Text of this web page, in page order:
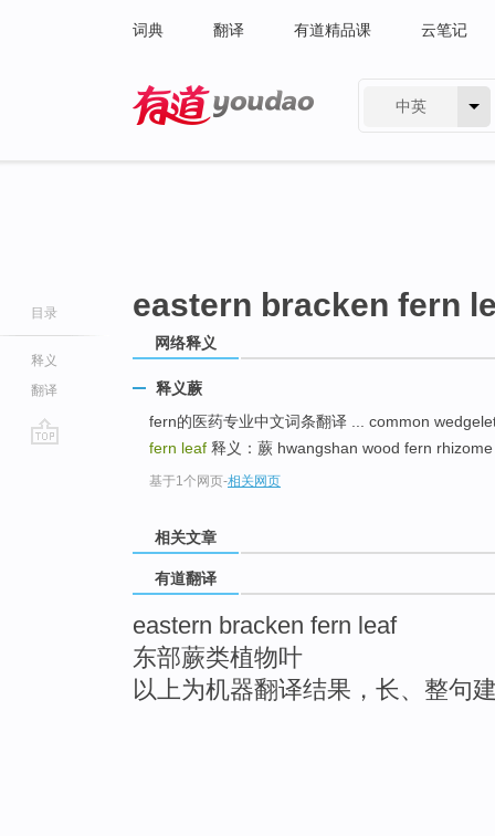
词典 翻译 有道精品课 云笔记
中英
目录
释义
翻译
eastern bracken fern
网络释义
释义蕨
fern的医药专业中文词条翻译 ... common
fern leaf 释义：蕨 hwangshan wood fern
基于1个网页-相关网页
相关文章
有道翻译
eastern bracken fern leaf
东部蕨类植物叶
以上为机器翻译结果，长、整句